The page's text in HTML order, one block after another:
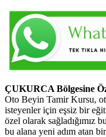
ÇUKURCA Bölgesine
Oto Beyin Tamir Kursu,
isteyenler için eşsiz bir
özel olarak sağladığımız
bu alana yeni adım atan